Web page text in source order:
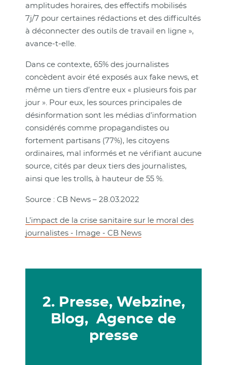
amplitudes horaires, des effectifs mobilisés
7j/7 pour certaines rédactions et des difficultés
à déconnecter des outils de travail en ligne »,
avance-t-elle.
Dans ce contexte, 65% des journalistes
concèdent avoir été exposés aux fake news, et
même un tiers d’entre eux « plusieurs fois par
jour ». Pour eux, les sources principales de
désinformation sont les médias d’information
considérés comme propagandistes ou
fortement partisans (77%), les citoyens
ordinaires, mal informés et ne vérifiant aucune
source, cités par deux tiers des journalistes,
ainsi que les trolls, à hauteur de 55 %.
Source : CB News – 28.03.2022
L’impact de la crise sanitaire sur le moral des
journalistes - Image - CB News
2. Presse, Webzine,
Blog, Agence de
presse